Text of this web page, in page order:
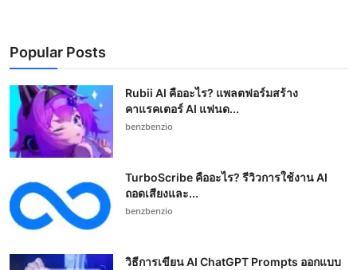
Popular Posts
Rubii AI คืออะไร? แพลตฟอร์มสร้าง
คาแรคเตอร์ AI แฟนด...
benzbenzio
TurboScribe คืออะไร? รีวิวการใช้งาน AI
ถอดเสียงและ...
benzbenzio
วิธีการเขียน AI ChatGPT Prompts ออกแบบ